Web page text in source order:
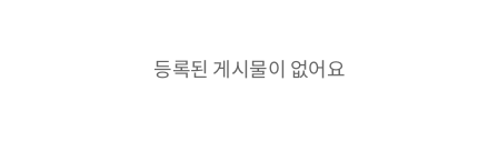
등록된 게시물이 없어요